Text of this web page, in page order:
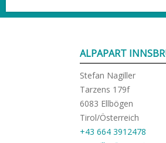
ALPAPART
Stefan Nagiller
Tarzens 179f
6083 Ellbögen
Tirol/Österreich
+43 664 3912478